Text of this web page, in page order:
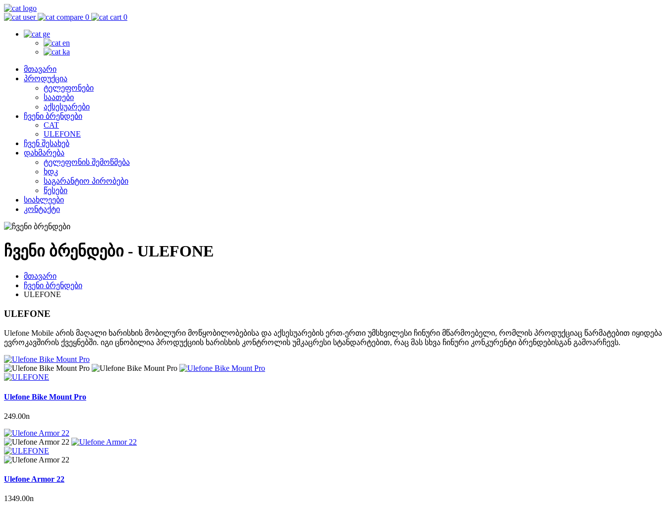
0 0
მთავარი
პროდუქცია
ტელეფონები
საათები
აქსესუარები
ჩვენი ბრენდები
CAT
ULEFONE
ჩვენ შესახებ
დახმარება
ტელეფონის შემოწმება
ხდკ
საგარანტიო პირობები
წესები
სიახლეები
კონტაქტი
ჩვენი ბრენდები - ULEFONE
მთავარი
ჩვენი ბრენდები
ULEFONE
ULEFONE
Ulefone Mobile არის მაღალი ხარისხის მობილური მოწყობილობებისა და აქსესუარების ერთ-ერთი უმსხვილესი ჩინური მწარმოებელი, რომლის პროდუქციაც წარმატებით იყიდება
ევროკავშირის ქვეყნებში. იგი ცნობილია პროდუქციის ხარისხის კონტროლის უმკაცრესი სტანდარტებით, რაც მას სხვა ჩინური კონკურენტი ბრენდებისგან გამოარჩევს.
Ulefone Bike Mount Pro
249.00n
Ulefone Armor 22
1349.00n